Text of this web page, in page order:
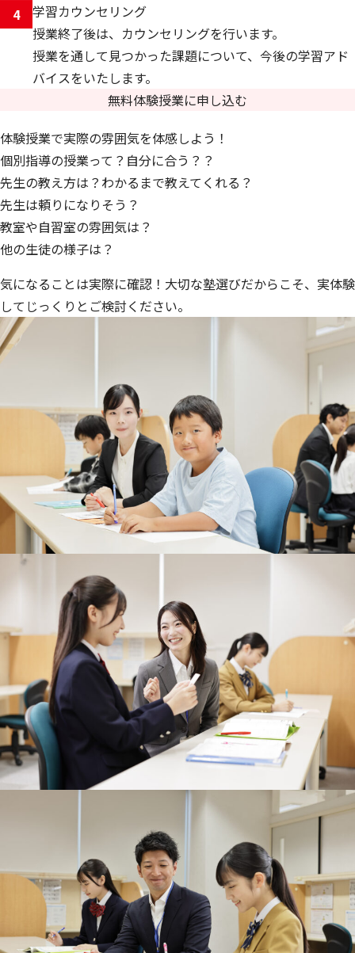
4
学習カウンセリング
授業終了後は、カウンセリングを行います。
授業を通して見つかった課題について、今後の学習アド
バイスをいたします。
無料体験授業に申し込む
体験授業で実際の雰囲気を体感しよう！
個別指導の授業って？自分に合う？？
先生の教え方は？わかるまで教えてくれる？
先生は頼りになりそう？
教室や自習室の雰囲気は？
他の生徒の様子は？
気になることは実際に確認！大切な塾選びだからこそ、実体験
してじっくりとご検討ください。